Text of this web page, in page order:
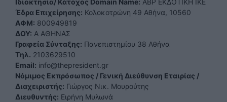
Ιδιοκτησία/ Κάτοχος Domain Name: ΑBP ΕΚΔΟΤΙΚΗ ΙΚΕ
Έδρα Επιχείρησης: Κολοκοτρώνη 49 Αθήνα, 10560
ΑΦΜ: 800949819
ΔΟΥ: Α ΑΘΗΝΑΣ
Γραφεία Σύνταξης: Πανεπιστημίου 38 Αθήνα
Tηλ. 2103629510
Email: info@thepresident.gr
Νόμιμος Εκπρόσωπος / Γενική Διεύθυνση Εταιρίας /
Διαχειριστής: Γιώργος Νικ. Μουρούτης
Διευθυντής: Ειρήνη Μυλωνά